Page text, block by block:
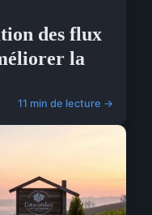
des flux
la
11 min de lecture →